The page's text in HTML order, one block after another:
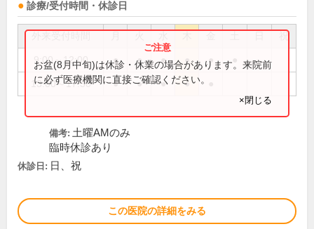
診療/受付時間・休診日
祝
9:00～12:00 ● ● ● ● ●
13:00～17:30 ● ● ● ●
お盆(8月中旬)は休診・休業の場合があります。来院前
に必ず医療機関に直接ご確認ください。
×閉じる
備考: 土曜AMのみ
臨時休診あり
休診日: 日、祝
この医院の詳細をみる